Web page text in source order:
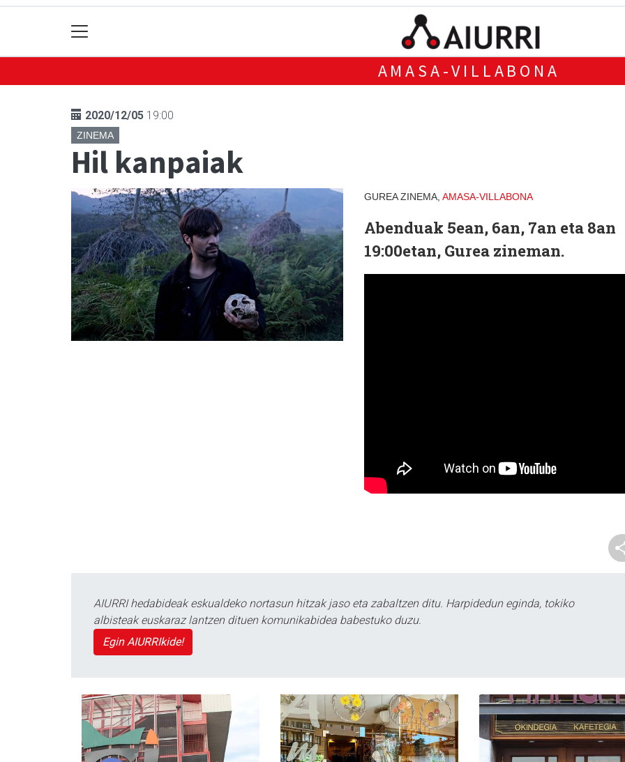
AMASA-VILLABONA
2020/12/05 19:00
ZINEMA
Hil kanpaiak
GUREA ZINEMA, AMASA-VILLABONA
Abenduak 5ean, 6an, 7an eta 8an
19:00etan, Gurea zineman.
AIURRI hedabideak eskualdeko nortasun hitzak jaso eta zabaltzen ditu. Harpidedun eginda, tokiko
albisteak euskaraz lantzen dituen komunikabidea babestuko duzu.
Egin AIURRIkide!